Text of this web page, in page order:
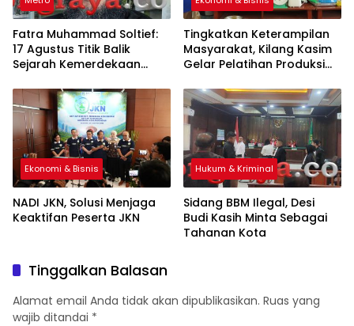
Fatra Muhammad Soltief:
17 Agustus Titik Balik
Sejarah Kemerdekaan
Tingkatkan Keterampilan
Masyarakat, Kilang Kasim
Gelar Pelatihan Produksi
Ekonomi & Bisnis
NADI JKN, Solusi Menjaga
Keaktifan Peserta JKN
Hukum & Kriminal
Sidang BBM Ilegal, Desi
Budi Kasih Minta Sebagai
Tahanan Kota
Tinggalkan Balasan
Alamat email Anda tidak akan dipublikasikan. Ruas yang
wajib ditandai *